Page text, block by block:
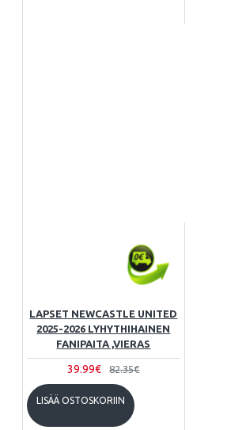
LAPSET NEWCASTLE UNITED
2025-2026 LYHYTHIHAINEN
FANIPAITA ,VIERAS
39.99€ 82.35€
LISÄÄ OSTOSKORIIN